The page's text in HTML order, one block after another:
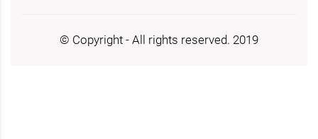
© Copyright - All rights reserved. 2019